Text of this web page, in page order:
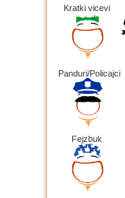
Kratki vicevi
Panduri/Policajci
Fejzbuk